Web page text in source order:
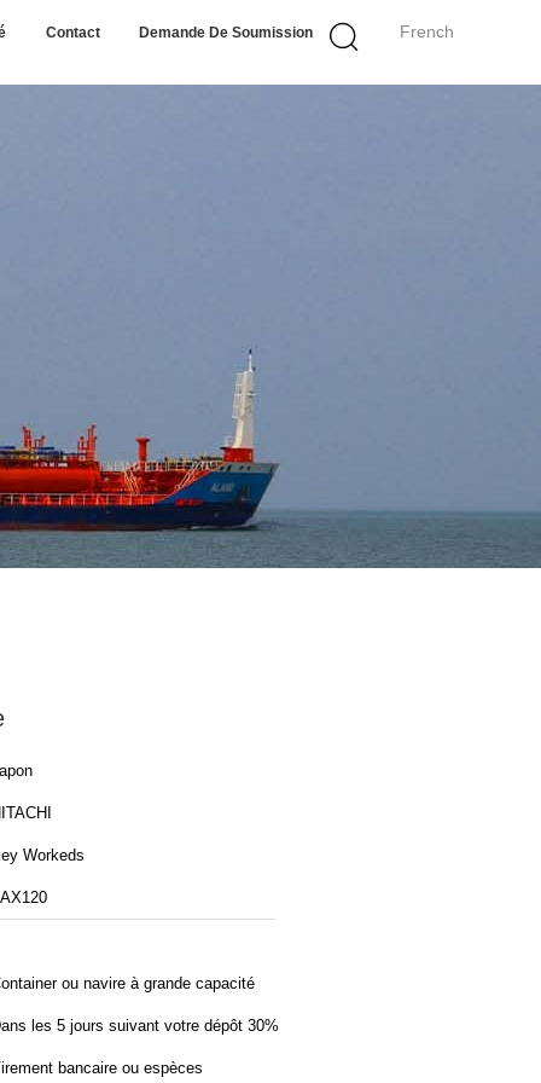
French
Contact Demande De Soumission
Workeds
ou navire à grande capacité
les 5 jours suivant votre dépôt 30%
bancaire ou espèces